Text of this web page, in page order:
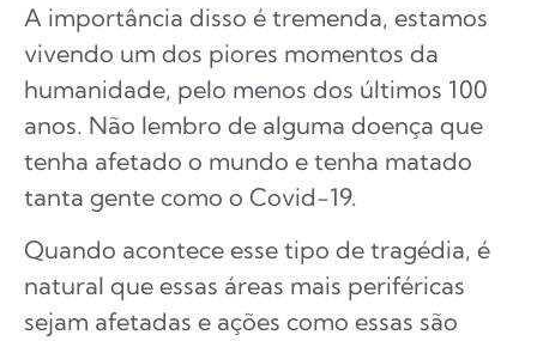
A importância disso é tremenda, estamos
vivendo um dos piores momentos da
humanidade, pelo menos dos últimos 100
anos. Não lembro de alguma doença que
tenha afetado o mundo e tenha matado
tanta gente como o Covid-19.
Quando acontece esse tipo de tragédia, é
natural que essas áreas mais periféricas
sejam afetadas e ações como essas são